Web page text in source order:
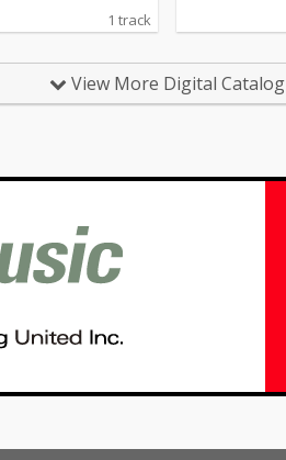
1 track
View More Digital Catalog